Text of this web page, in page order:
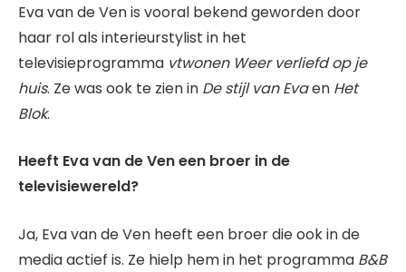
Eva van de Ven is vooral bekend geworden door
haar rol als interieurstylist in het
televisieprogramma vtwonen Weer verliefd op je
huis. Ze was ook te zien in De stijl van Evaen Het
Blok.
Heeft Eva van de Ven een broer in de
televisiewereld?
Ja, Eva van de Ven heeft een broer die ook in de
media actief is. Ze hielp hem in het programma B&B